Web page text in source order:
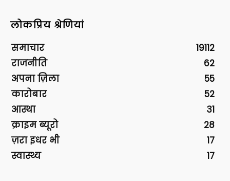
लोकप्रिय श्रेणियां
समाचार
19112
राजनीति
62
अपना ज़िला
55
कारोबार
52
आस्था
31
क्राइम ब्यूरो
28
ज़रा इधर भी
17
स्वास्थ्य
17